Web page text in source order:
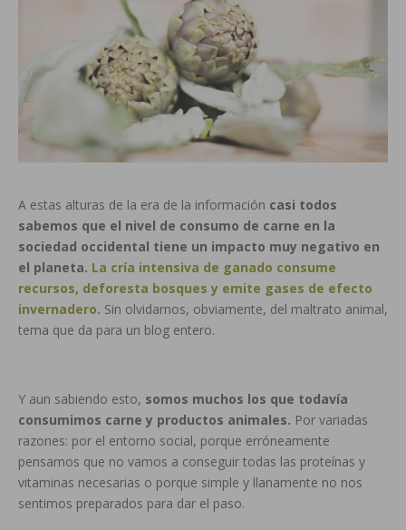
A estas alturas de la era de la información casi todos
sabemos que el nivel de consumo de carne en la
sociedad occidental tiene un impacto muy negativo en
el planeta. La cría intensiva de ganado consume
recursos, deforesta bosques y emite gases de efecto
invernadero. Sin olvidarnos, obviamente, del maltrato animal,
tema que da para un blog entero.
Y aun sabiendo esto, somos muchos los que todavía
consumimos carne y productos animales. Por variadas
razones: por el entorno social, porque erróneamente
pensamos que no vamos a conseguir todas las proteínas y
vitaminas necesarias o porque simple y llanamente no nos
sentimos preparados para dar el paso.